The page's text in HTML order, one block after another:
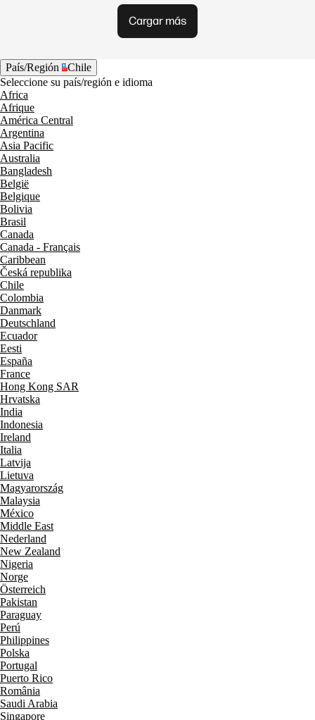
Cargar más
País/Región
Chile
Seleccione su país/región e idioma
Africa
Afrique
América Central
Argentina
Asia Pacific
Australia
Bangladesh
België
Belgique
Bolivia
Brasil
Canada
Canada - Français
Caribbean
Česká republika
Chile
Colombia
Danmark
Deutschland
Ecuador
Eesti
España
France
Hong Kong SAR
Hrvatska
India
Indonesia
Ireland
Italia
Latvija
Lietuva
Magyarország
Malaysia
México
Middle East
Nederland
New Zealand
Nigeria
Norge
Österreich
Pakistan
Paraguay
Perú
Philippines
Polska
Portugal
Puerto Rico
România
Saudi Arabia
Singapore